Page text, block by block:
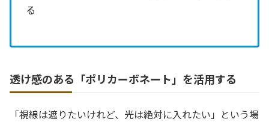
る
透け感のある「ポリカーボネート」を活用する
「視線は遮りたいけれど、光は絶対に入れたい」という場